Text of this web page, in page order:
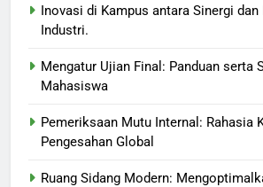
Inovasi di Kampus antara Sinergi dan
Industri.
Mengatur Ujian Final: Panduan serta
Mahasiswa
Pemeriksaan Mutu Internal: Rahasia
Pengesahan Global
Ruang Sidang Modern: